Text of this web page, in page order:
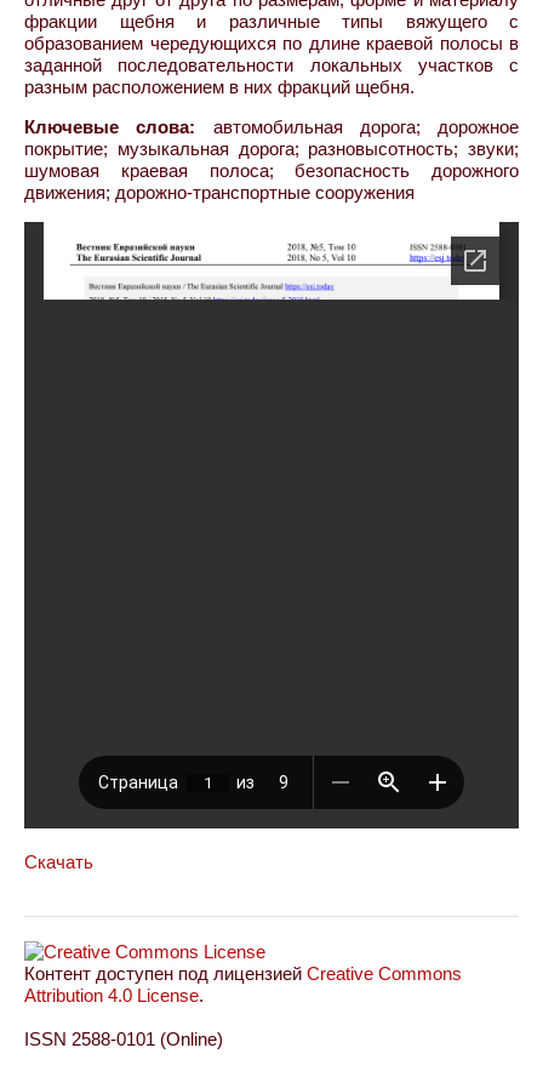
фракции щебня и различные типы вяжущего с
образованием чередующихся по длине краевой полосы в
заданной последовательности локальных участков с
разным расположением в них фракций щебня.
Ключевые слова: автомобильная дорога; дорожное
покрытие; музыкальная дорога; разновысотность; звуки;
шумовая краевая полоса; безопасность дорожного
движения; дорожно-транспортные сооружения
Скачать
Контент доступен под лицензией Creative Commons
Attribution 4.0 License.
ISSN 2588-0101 (Online)